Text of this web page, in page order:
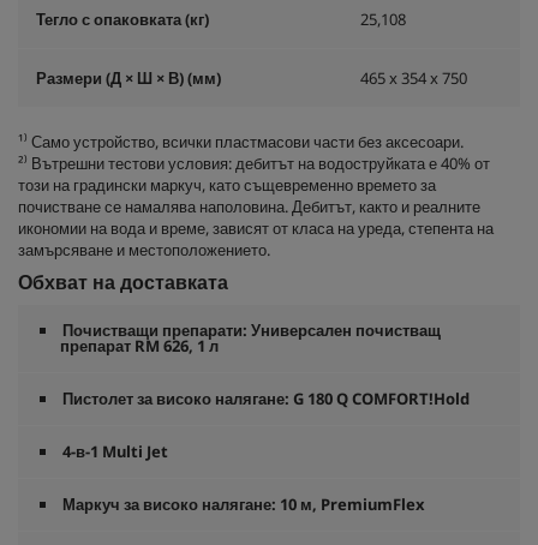
Тегло с опаковката (кг) 25,108
Размери (Д × Ш × В) (мм) 465 x 354 x 750
¹⁾ Само устройство, всички пластмасови части без аксесоари.
²⁾ Вътрешни тестови условия: дебитът на водоструйката е 40% от
този на градински маркуч, като същевременно времето за
почистване се намалява наполовина. Дебитът, както и реалните
икономии на вода и време, зависят от класа на уреда, степента на
замърсяване и местоположението.
Обхват на доставката
Почистващи препарати: Универсален почистващ
препарат RM 626, 1 л
Пистолет за високо налягане: G 180 Q COMFORT!Hold
4-в-1 Multi Jet
Маркуч за високо налягане: 10 м, PremiumFlex